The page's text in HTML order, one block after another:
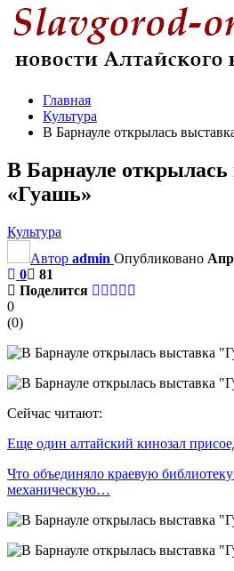
Главная
Культура
В Барнауле открылась
В Барнауле
«Гуашь»
Культура
Автор admin Опубликовано Апр
0
81
Поделится
0
(0)
Сейчас читают:
Еще один алтайский кинозал
Что объединяло краевую
механическую…